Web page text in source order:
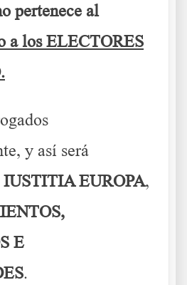
pertenece al
a los ELECTORES
y así será
IUSTITIA EUROPA,
E
.